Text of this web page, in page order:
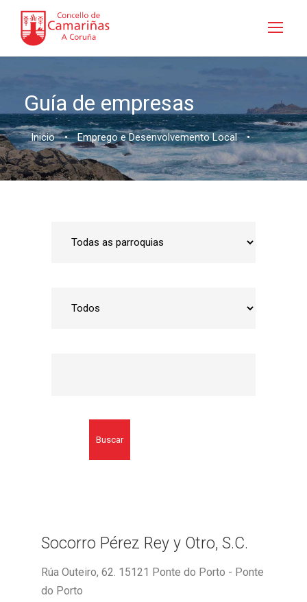
Guía de empresas
Inicio • Emprego e Desenvolvemento Local •
Buscar
Socorro Pérez Rey y Otro, S.C.
Rúa Outeiro, 62. 15121 Ponte do Porto - Ponte
do Porto